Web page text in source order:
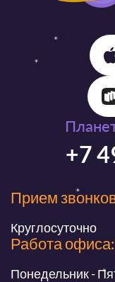
+7
Прием
Круглосуточно
Работа офиса:
Понедельник -